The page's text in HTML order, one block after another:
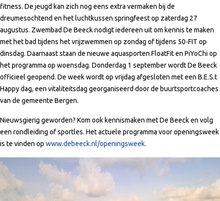
fitness. De jeugd kan zich nog eens extra vermaken bij de
dreumesochtend en het luchtkussen springfeest op zaterdag 27
augustus. Zwembad De Beeck nodigt iedereen uit om kennis te maken
met het bad tijdens het vrijzwemmen op zondag of tijdens 50-FIT op
dinsdag. Daarnaast staan de nieuwe aquasporten FloatFit en PiYoChi op
het programma op woensdag. Donderdag 1 september wordt De Beeck
officieel geopend. De week wordt op vrijdag afgesloten met een B.E.S.t
Happy dag, een vitaliteitsdag georganiseerd door de buurtsportcoaches
van de gemeente Bergen.
Nieuwsgierig geworden? Kom ook kennismaken met De Beeck en volg
een rondleiding of sportles. Het actuele programma voor openingsweek
is te vinden op www.debeeck.nl/openingsweek.